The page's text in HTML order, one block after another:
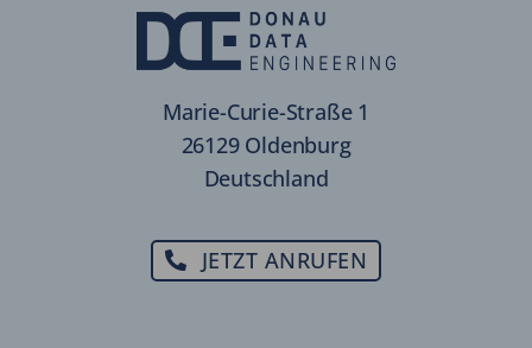
Marie-Curie-Straße 1
26129 Oldenburg
Deutschland
JETZT ANRUFEN